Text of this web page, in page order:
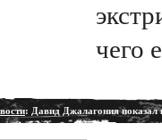
чего
: Давид Джалагония показал